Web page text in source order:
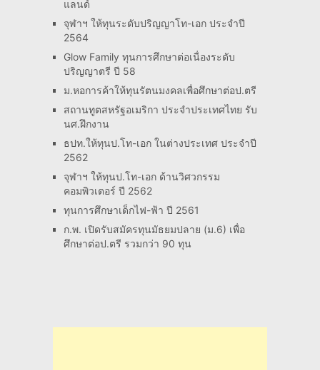
แลนด์
จุฬาฯ ให้ทุนระดับปริญญาโท-เอก ประจำปี
2564
Glow Family ทุนการศึกษาต่อเนื่องระดับ
ปริญญาตรี ปี 58
ม.หอการค้าให้ทุนรัตนมงคลเพื่อศึกษาต่อป.ตรี
สถานทูตสหรัฐอเมริกา ประจำประเทศไทย รับ
นศ.ฝึกงาน
ธปท.ให้ทุนป.โท-เอก ในต่างประเทศ ประจำปี
2562
จุฬาฯ ให้ทุนป.โท-เอก ด้านวิศวกรรม
คอมพิวเตอร์ ปี 2562
ทุนการศึกษาเด็กไฟ-ฟ้า ปี 2561
ก.พ. เปิดรับสมัครทุนมัธยมปลาย (ม.6) เพื่อ
ศึกษาต่อป.ตรี รวมกว่า 90 ทุน